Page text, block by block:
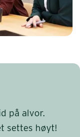
på alvor.
settes høyt!